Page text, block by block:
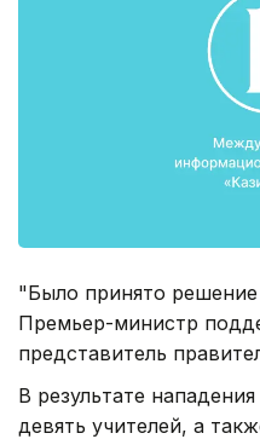
"Было принято
Премьер-министр
представитель
В результате
девять учителей, а